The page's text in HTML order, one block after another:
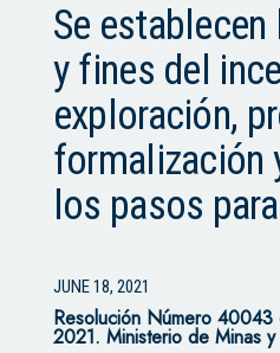
Se
y fines del
exploración,
formalización
los pasos
JUNE 18, 2021
Resolución Número
2021. Ministerio de Minas